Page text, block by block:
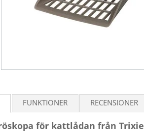
FUNKTIONER RECENSIONER
för kattlådan från Trixie